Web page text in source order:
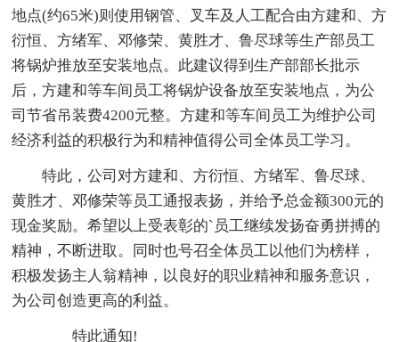
地点(约65米)则使用钢管、叉车及人工配合由方建和、方
衍恒、方绪军、邓修荣、黄胜才、鲁尽球等生产部员工
将锅炉推放至安装地点。此建议得到生产部部长批示
后，方建和等车间员工将锅炉设备放至安装地点，为公
司节省吊装费4200元整。方建和等车间员工为维护公司
经济利益的积极行为和精神值得公司全体员工学习。
特此，公司对方建和、方衍恒、方绪军、鲁尽球、
黄胜才、邓修荣等员工通报表扬，并给予总金额300元的
现金奖励。希望以上受表彰的`员工继续发扬奋勇拼搏的
精神，不断进取。同时也号召全体员工以他们为榜样，
积极发扬主人翁精神，以良好的职业精神和服务意识，
为公司创造更高的利益。
特此通知!